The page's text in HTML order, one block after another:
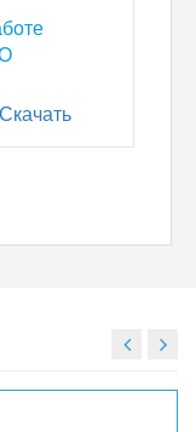
Скачать